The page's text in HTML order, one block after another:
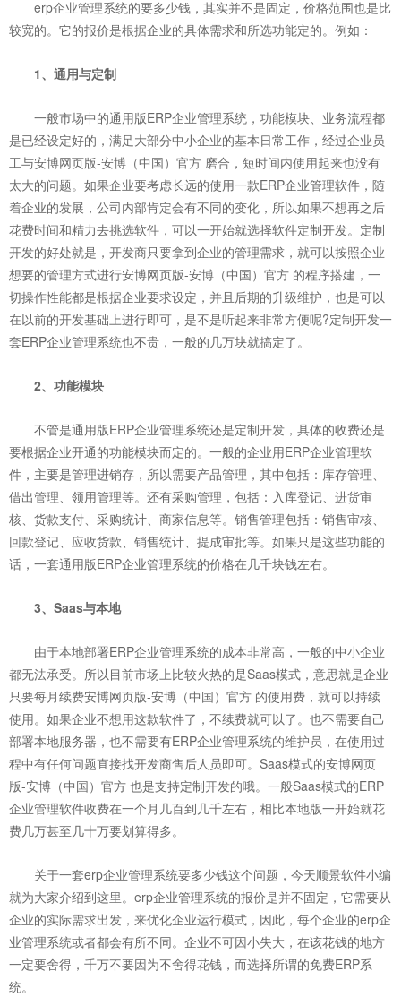
erp企业管理系统的要多少钱，其实并不是固定，价格范围也是比
较宽的。它的报价是根据企业的具体需求和所选功能定的。例如：
1、通用与定制
一般市场中的通用版ERP企业管理系统，功能模块、业务流程都
是已经设定好的，满足大部分中小企业的基本日常工作，经过企业员
工与安博网页版-安博（中国）官方 磨合，短时间内使用起来也没有
太大的问题。如果企业要考虑长远的使用一款ERP企业管理软件，随
着企业的发展，公司内部肯定会有不同的变化，所以如果不想再之后
花费时间和精力去挑选软件，可以一开始就选择软件定制开发。定制
开发的好处就是，开发商只要拿到企业的管理需求，就可以按照企业
想要的管理方式进行安博网页版-安博（中国）官方 的程序搭建，一
切操作性能都是根据企业要求设定，并且后期的升级维护，也是可以
在以前的开发基础上进行即可，是不是听起来非常方便呢?定制开发一
套ERP企业管理系统也不贵，一般的几万块就搞定了。
2、功能模块
不管是通用版ERP企业管理系统还是定制开发，具体的收费还是
要根据企业开通的功能模块而定的。一般的企业用ERP企业管理软
件，主要是管理进销存，所以需要产品管理，其中包括：库存管理、
借出管理、领用管理等。还有采购管理，包括：入库登记、进货审
核、货款支付、采购统计、商家信息等。销售管理包括：销售审核、
回款登记、应收货款、销售统计、提成审批等。如果只是这些功能的
话，一套通用版ERP企业管理系统的价格在几千块钱左右。
3、Saas与本地
由于本地部署ERP企业管理系统的成本非常高，一般的中小企业
都无法承受。所以目前市场上比较火热的是Saas模式，意思就是企业
只要每月续费安博网页版-安博（中国）官方 的使用费，就可以持续
使用。如果企业不想用这款软件了，不续费就可以了。也不需要自己
部署本地服务器，也不需要有ERP企业管理系统的维护员，在使用过
程中有任何问题直接找开发商售后人员即可。Saas模式的安博网页
版-安博（中国）官方 也是支持定制开发的哦。一般Saas模式的ERP
企业管理软件收费在一个月几百到几千左右，相比本地版一开始就花
费几万甚至几十万要划算得多。
关于一套erp企业管理系统要多少钱这个问题，今天顺景软件小编
就为大家介绍到这里。erp企业管理系统的报价是并不固定，它需要从
企业的实际需求出发，来优化企业运行模式，因此，每个企业的erp企
业管理系统或者都会有所不同。企业不可因小失大，在该花钱的地方
一定要舍得，千万不要因为不舍得花钱，而选择所谓的免费ERP系
统。